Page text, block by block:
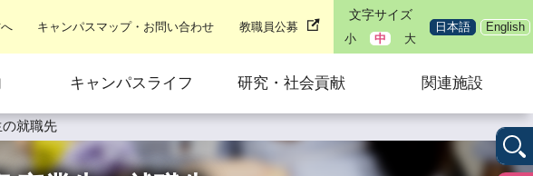
キャンパスマップ・お問い合わせ 教職員公募
文字サイズ
小
中 大
日本語 English
キャンパスライフ 研究・社会貢献 関連施設
の就職先